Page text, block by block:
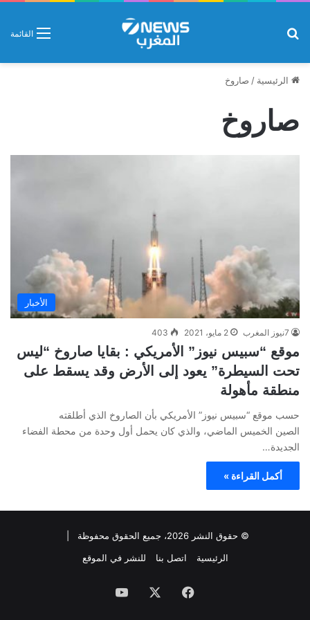
القائمة
الرئيسية / صاروخ
صاروخ
الأخبار
7نيوز المغرب 2 مايو، 2021 403
موقع “سبيس نيوز” الأمريكي : بقايا صاروخ “ليس
تحت السيطرة” يعود إلى الأرض وقد يسقط على
منطقة مأهولة
حسب موقع “سبيس نيوز” الأمريكي بأن الصاروخ الذي أطلقته
الصين الخميس الماضي، والذي كان يحمل أول وحدة من محطة الفضاء
الجديدة…
أكمل القراءة »
© حقوق النشر 2026، جميع الحقوق محفوظة |
الرئيسية
اتصل بنا للنشر في الموقع
فيسبوك